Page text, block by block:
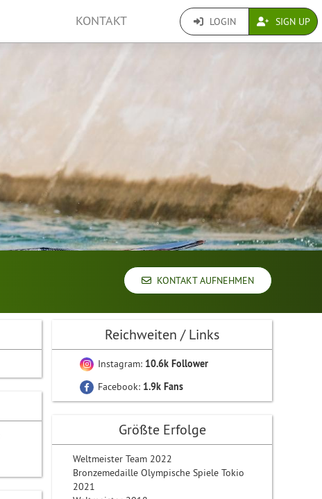
KONTAKT LOGIN SIGN UP
KONTAKT AUFNEHMEN
Reichweiten / Links
Instagram: 10.6k Follower
Facebook: 1.9k Fans
Größte Erfolge
Weltmeister Team 2022
Bronzemedaille Olympische Spiele Tokio
2021